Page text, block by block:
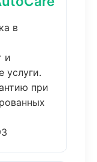
в
и
услуги.
при